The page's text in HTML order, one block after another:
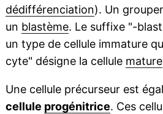
dédifférenciation). Un
un blastème. Le suffixe "-
un type de cellule immature
cyte" désigne la cellule mature
Une cellule précurseur est
cellule progénitrice. Ces